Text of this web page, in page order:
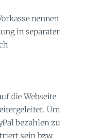
nennen
in separater
die Webseite
Um
bezahlen zu
sein bzw.